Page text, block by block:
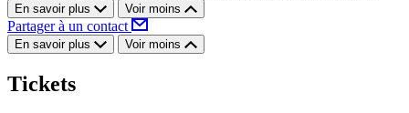
En savoir plus Voir moins
Partager à un contact
En savoir plus Voir moins
Tickets